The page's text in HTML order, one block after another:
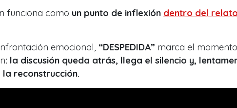
funciona como un punto de inflexión dentro del
emocional, “DESPEDIDA” marca el
: la discusión queda atrás, llega el silencio y,
la reconstrucción.